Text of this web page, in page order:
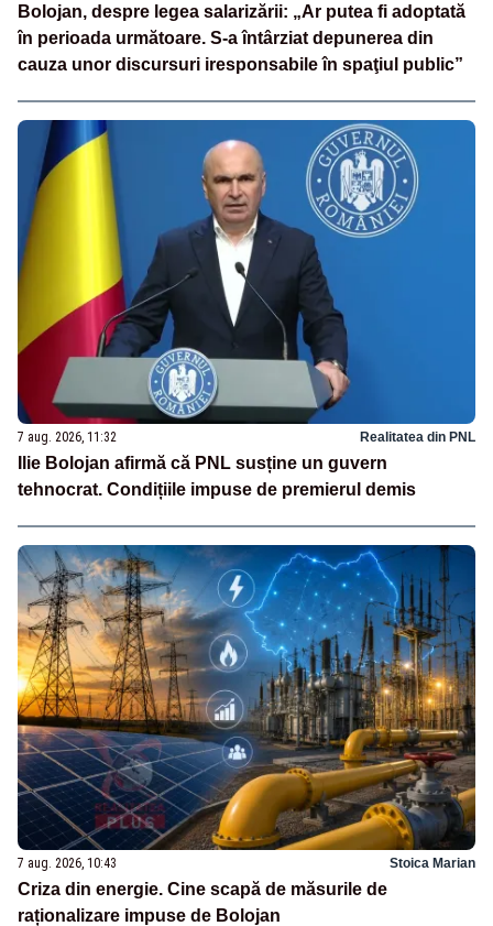
Bolojan, despre legea salarizării: „Ar putea fi adoptată
în perioada următoare. S-a întârziat depunerea din
cauza unor discursuri iresponsabile în spaţiul public”
7 aug. 2026, 11:32 Realitatea din PNL
Ilie Bolojan afirmă că PNL susține un guvern
tehnocrat. Condițiile impuse de premierul demis
7 aug. 2026, 10:43 Stoica Marian
Criza din energie. Cine scapă de măsurile de
raționalizare impuse de Bolojan